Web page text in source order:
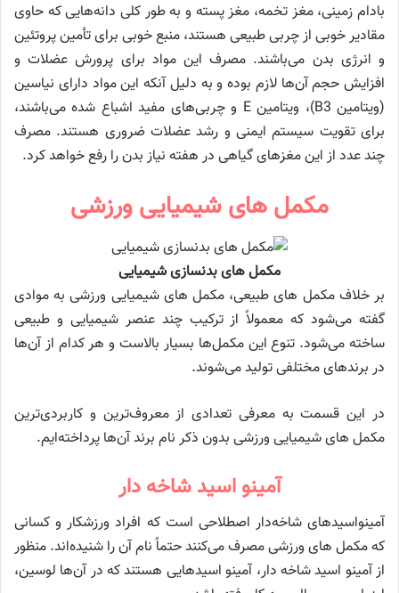
بادام زمینی، مغز تخمه، مغز پسته و به طور کلی دانه‌هایی که حاوی
مقادیر خوبی از چربی طبیعی هستند، منبع خوبی برای تأمین پروتئین
و انرژی بدن می‌باشند. مصرف این مواد برای پرورش عضلات و
افزایش حجم آن‌ها لازم بوده و به دلیل آنکه این مواد دارای نیاسین
(ویتامین B3)، ویتامین E و چربی‌های مفید اشباع شده می‌باشند،
برای تقویت سیستم ایمنی و رشد عضلات ضروری هستند. مصرف
چند عدد از این مغزهای گیاهی در هفته نیاز بدن را رفع خواهد کرد.
مکمل های شیمیایی ورزشی
مکمل های بدنسازی شیمیایی
بر خلاف مکمل های طبیعی، مکمل های شیمیایی ورزشی به موادی
گفته می‌شود که معمولاً از ترکیب چند عنصر شیمیایی و طبیعی
ساخته می‌شود. تنوع این مکمل‌ها بسیار بالاست و هر کدام از آن‌ها
در برندهای مختلفی تولید می‌شوند.
در این قسمت به معرفی تعدادی از معروف‌ترین و کاربردی‌ترین
مکمل های شیمیایی ورزشی بدون ذکر نام برند آن‌ها پرداخته‌ایم.
آمینو اسید شاخه دار
آمینواسیدهای شاخه‌دار اصطلاحی است که افراد ورزشکار و کسانی
که مکمل های ورزشی مصرف می‌کنند حتماً نام آن را شنیده‌اند. منظور
از آمینو اسید شاخه دار، آمینو اسیدهایی هستند که در آن‌ها لوسین،